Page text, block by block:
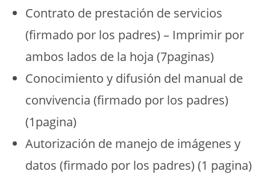
Contrato de prestación de servicios
(firmado por los padres) – Imprimir por
ambos lados de la hoja (7paginas)
Conocimiento y difusión del manual de
convivencia (firmado por los padres)
(1pagina)
Autorización de manejo de imágenes y
datos (firmado por los padres) (1 pagina)